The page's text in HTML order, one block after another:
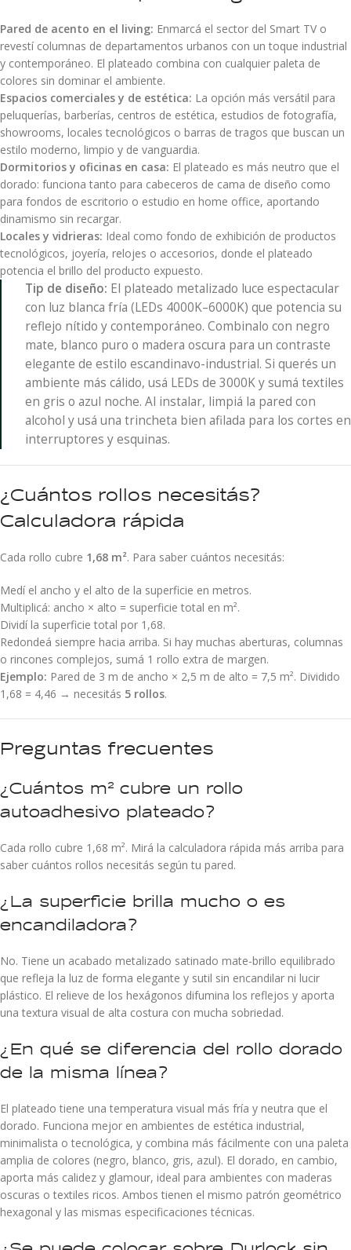
Pared de acento en el living: Enmarcá el sector del Smart TV o
revestí columnas de departamentos urbanos con un toque industrial
y contemporáneo. El plateado combina con cualquier paleta de
colores sin dominar el ambiente.
Espacios comerciales y de estética: La opción más versátil para
peluquerías, barberías, centros de estética, estudios de fotografía,
showrooms, locales tecnológicos o barras de tragos que buscan un
estilo moderno, limpio y de vanguardia.
Dormitorios y oficinas en casa: El plateado es más neutro que el
dorado: funciona tanto para cabeceros de cama de diseño como
para fondos de escritorio o estudio en home office, aportando
dinamismo sin recargar.
Locales y vidrieras: Ideal como fondo de exhibición de productos
tecnológicos, joyería, relojes o accesorios, donde el plateado
potencia el brillo del producto expuesto.
Tip de diseño: El plateado metalizado luce espectacular
con luz blanca fría (LEDs 4000K–6000K) que potencia su
reflejo nítido y contemporáneo. Combinalo con negro
mate, blanco puro o madera oscura para un contraste
elegante de estilo escandinavo-industrial. Si querés un
ambiente más cálido, usá LEDs de 3000K y sumá textiles
en gris o azul noche. Al instalar, limpiá la pared con
alcohol y usá una trincheta bien afilada para los cortes en
interruptores y esquinas.
¿Cuántos rollos necesitás?
Calculadora rápida
Cada rollo cubre 1,68 m². Para saber cuántos necesitás:
Medí el ancho y el alto de la superficie en metros.
Multiplicá: ancho × alto = superficie total en m².
Dividí la superficie total por 1,68.
Redondeá siempre hacia arriba. Si hay muchas aberturas, columnas
o rincones complejos, sumá 1 rollo extra de margen.
Ejemplo: Pared de 3 m de ancho × 2,5 m de alto = 7,5 m². Dividido
1,68 = 4,46 → necesitás 5 rollos.
Preguntas frecuentes
¿Cuántos m² cubre un rollo
autoadhesivo plateado?
Cada rollo cubre 1,68 m². Mirá la calculadora rápida más arriba para
saber cuántos rollos necesitás según tu pared.
¿La superficie brilla mucho o es
encandiladora?
No. Tiene un acabado metalizado satinado mate-brillo equilibrado
que refleja la luz de forma elegante y sutil sin encandilar ni lucir
plástico. El relieve de los hexágonos difumina los reflejos y aporta
una textura visual de alta costura con mucha sobriedad.
¿En qué se diferencia del rollo dorado
de la misma línea?
El plateado tiene una temperatura visual más fría y neutra que el
dorado. Funciona mejor en ambientes de estética industrial,
minimalista o tecnológica, y combina más fácilmente con una paleta
amplia de colores (negro, blanco, gris, azul). El dorado, en cambio,
aporta más calidez y glamour, ideal para ambientes con maderas
oscuras o textiles ricos. Ambos tienen el mismo patrón geométrico
hexagonal y las mismas especificaciones técnicas.